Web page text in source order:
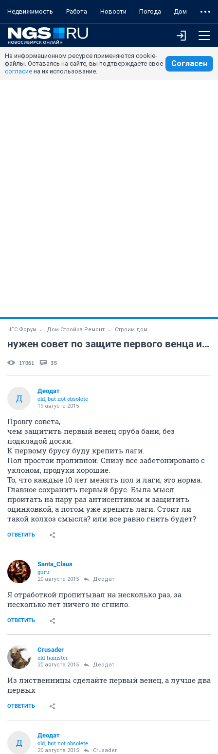
Недвижимость Работа Новости Погода Дом
На информационном ресурсе применяются cookie-
файлы. Оставаясь на сайте, вы подтверждаете свое
согласие на их использование.
Согласен
НГС.Форум Дом Стройка Ремонт Строим дом
нужен совет по защите первого венца и лаг
17061 35
Д
Деодат
old, but not obsolete
19 августа 2015
Прошу совета,
чем защитить первый венец сруба бани, без
подкладой доски.
К первому брусу буду крепить лаги.
Пол простой проливной. Снизу все забетонировано с
уклоном, продухи хорошие.
То, что каждые 10 лет менять пол и лаги, это норма.
Главное сохранить первый брус. Была мысл
проитать на пару раз антисептиком и защитить
оцинковкой, а потом уже крепить лаги. Стоит ли
такой колхоз смысла? или все равно гнить будет?
ОТВЕТИТЬ
Santa_Claus
guru
20 августа 2015 Деодат
Я отработкой пропитывал на несколько раз, за
несколько лет ничего не сгнило.
ОТВЕТИТЬ
Crusader
old hamster
20 августа 2015 Деодат
Из лиственницы сделайте первый венец, а лучше два
первых
ОТВЕТИТЬ
Д
Деодат
old, but not obsolete
20 августа 2015 Crusader